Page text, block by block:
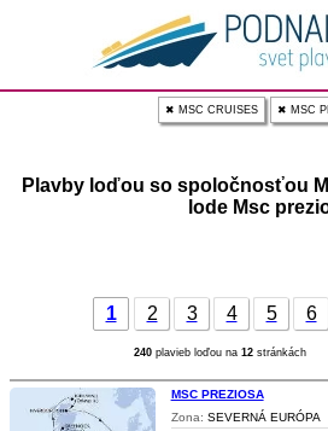
✖ MSC CRUISES ✖ MSC
Plavby loďou so spoločnosťou
lode Msc
1 2 3 4 5 6
240 plavieb loďou na 12 stránkách
MSC PREZIOSA
Zona: SEVERNÁ EURÓPA